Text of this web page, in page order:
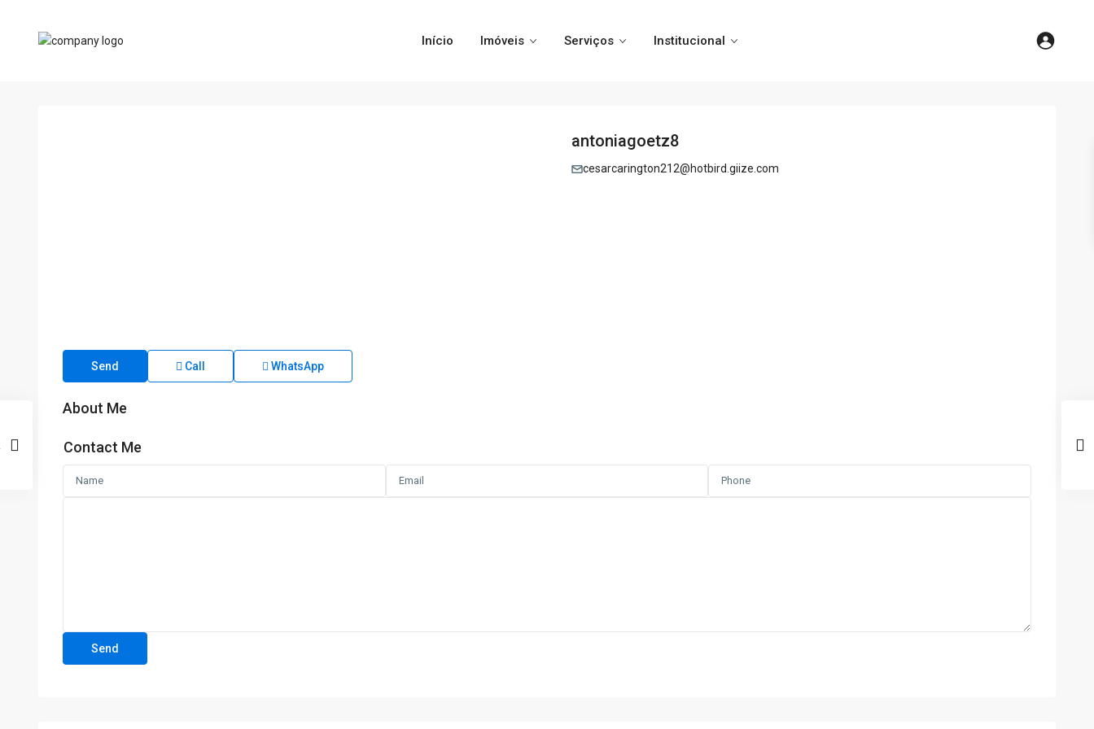
Início Imóveis Serviços Institucional
antoniagoetz8
cesarcarington212@hotbird.giize.com
Send Call WhatsApp
About Me
Contact Me